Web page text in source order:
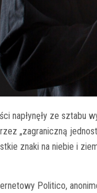
napłynęły ze sztabu
„zagraniczną
znaki na niebie i
Politico,